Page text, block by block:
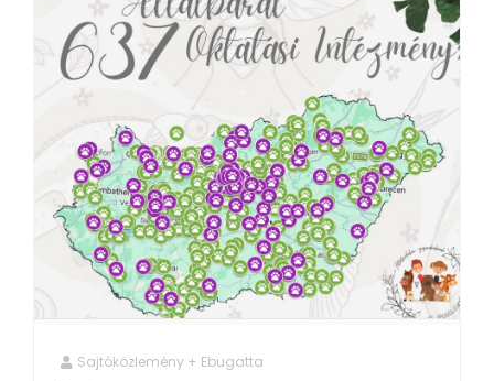
Sajtóközlemény + Ebugatta